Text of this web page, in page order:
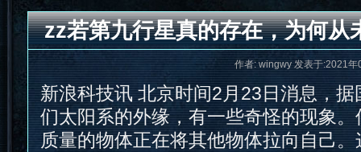
zz若第九行星真的存在，为何从
作者: wingwy 发表于:2021
新浪科技讯 北京时间2月23日消息，
们太阳系的外缘，有一些奇怪的现象
质量的物体正在将其他物体拉向自己